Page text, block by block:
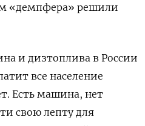
«демпфера» решили
и дизтоплива в России
все население
Есть машина, нет
свою лепту для